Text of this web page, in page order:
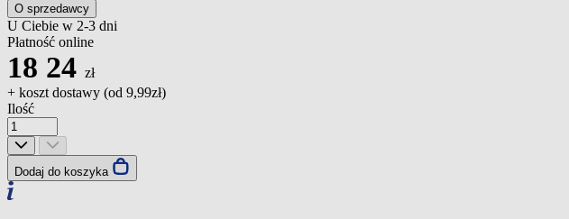
O sprzedawcy
U Ciebie w 2-3 dni
Płatność online
18 24 zł
+ koszt dostawy (od 9,99zł)
Ilość
Dodaj do koszyka